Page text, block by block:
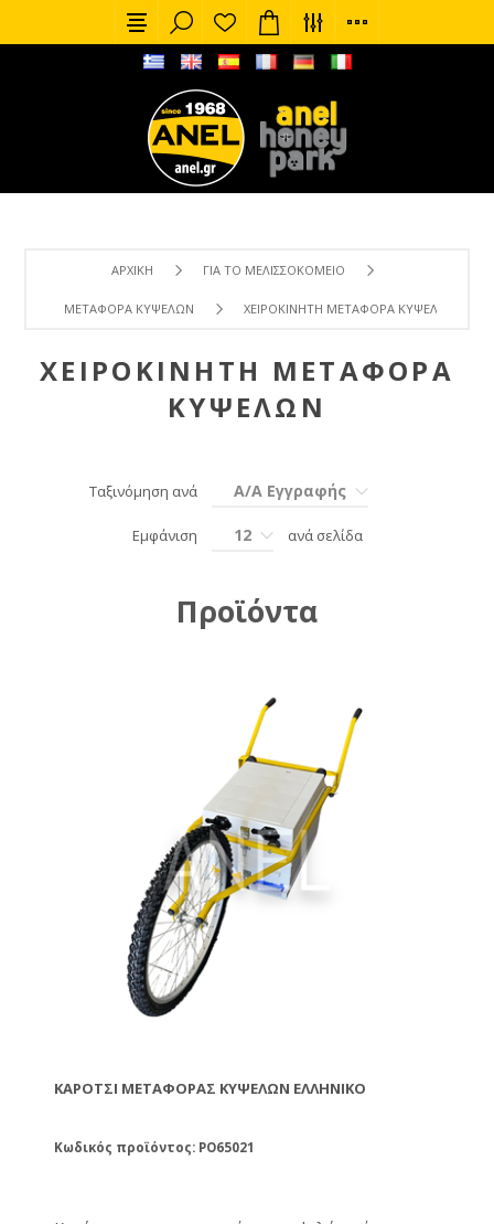
ΑΡΧΙΚΉ ΓΙΑ ΤΟ ΜΕΛΙΣΣΟΚΟΜΕΊΟ
ΜΕΤΑΦΟΡΆ ΚΥΨΕΛΏΝ ΧΕΙΡΟΚΊΝΗΤΗ ΜΕΤΑΦΟΡΆ ΚΥΨΕΛΏΝ
ΧΕΙΡΟΚΊΝΗΤΗ ΜΕΤΑΦΟΡΆ
ΚΥΨΕΛΏΝ
Ταξινόμηση ανά Α/Α Εγγραφής
Εμφάνιση 12 ανά σελίδα
Προϊόντα
ΚΑΡΌΤΣΙ ΜΕΤΑΦΟΡΆΣ ΚΥΨΕΛΏΝ ΕΛΛΗΝΙΚΌ
Κωδικός προϊόντος: PO65021